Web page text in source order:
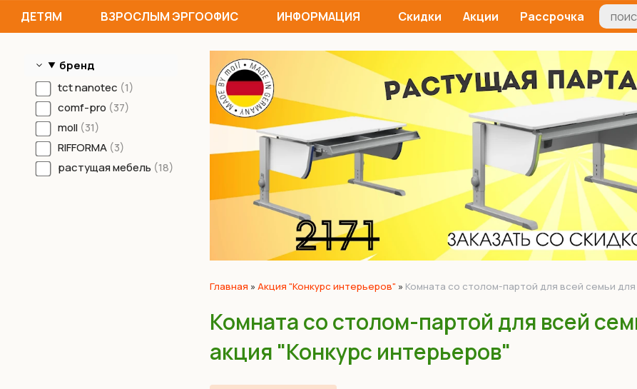
ДЕТЯМ ВЗРОСЛЫМ ЭРГООФИС ИНФОРМАЦИЯ Скидки Акции Рассрочка
бренд
tct nanotec 1
comf-pro 37
moll 31
RIFFORMA 3
растущая мебель 18
Главная » Акция "Конкурс интерьеров" » Комната со столом-партой для всей семьи
Комната со столом-партой для всей
акция "Конкурс интерьеров"